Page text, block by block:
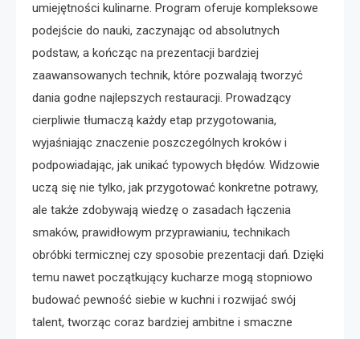
umiejętności kulinarne. Program oferuje kompleksowe
podejście do nauki, zaczynając od absolutnych
podstaw, a kończąc na prezentacji bardziej
zaawansowanych technik, które pozwalają tworzyć
dania godne najlepszych restauracji. Prowadzący
cierpliwie tłumaczą każdy etap przygotowania,
wyjaśniając znaczenie poszczególnych kroków i
podpowiadając, jak unikać typowych błędów. Widzowie
uczą się nie tylko, jak przygotować konkretne potrawy,
ale także zdobywają wiedzę o zasadach łączenia
smaków, prawidłowym przyprawianiu, technikach
obróbki termicznej czy sposobie prezentacji dań. Dzięki
temu nawet początkujący kucharze mogą stopniowo
budować pewność siebie w kuchni i rozwijać swój
talent, tworząc coraz bardziej ambitne i smaczne